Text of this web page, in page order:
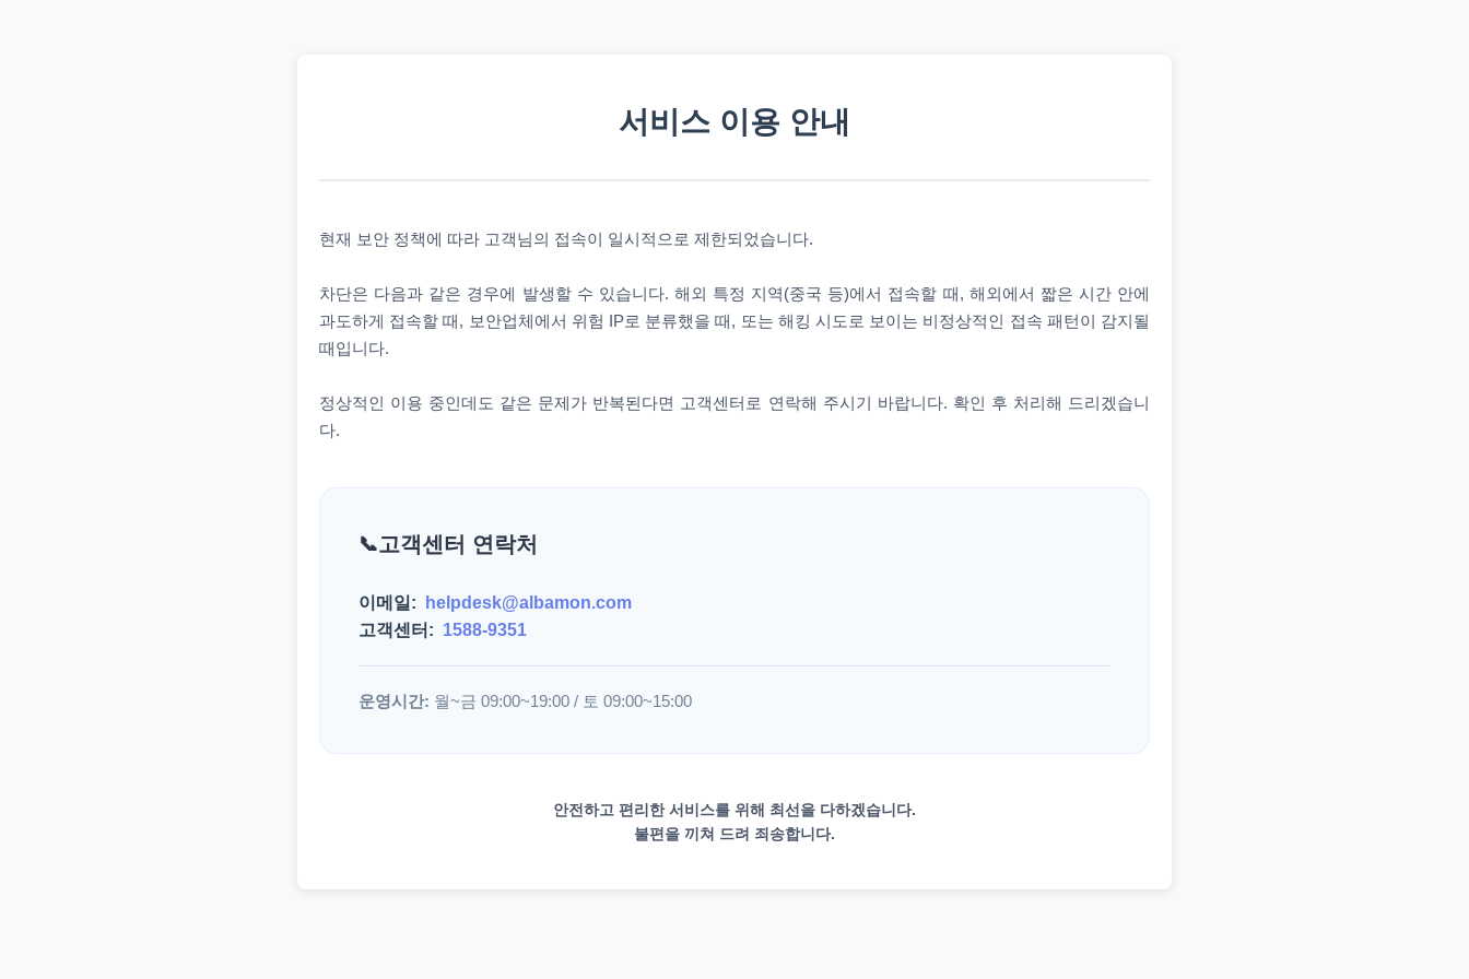
서비스 이용 안내
현재 보안 정책에 따라 고객님의 접속이 일시적으로 제한되었습니다.
차단은 다음과 같은 경우에 발생할 수 있습니다. 해외 특정 지역(중국 등)에서 접속할 때, 해외에서 짧은 시간 안에
과도하게 접속할 때, 보안업체에서 위험 IP로 분류했을 때, 또는 해킹 시도로 보이는 비정상적인 접속 패턴이 감지될
때입니다.
정상적인 이용 중인데도 같은 문제가 반복된다면 고객센터로 연락해 주시기 바랍니다. 확인 후 처리해 드리겠습니
다.
고객센터 연락처
이메일:
helpdesk@albamon.com
고객센터: 1588-9351
운영시간: 월~금 09:00~19:00 / 토 09:00~15:00
안전하고 편리한 서비스를 위해 최선을 다하겠습니다.
불편을 끼쳐 드려 죄송합니다.